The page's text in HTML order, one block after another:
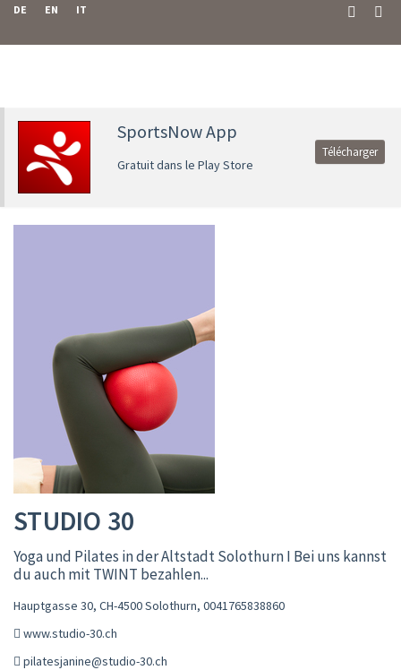
DE EN IT
SportsNow App
Gratuit dans le Play Store
Télécharger
STUDIO 30
Yoga und Pilates in der Altstadt Solothurn I Bei uns kannst
du auch mit TWINT bezahlen...
Hauptgasse 30, CH-4500 Solothurn, 0041765838860
www.studio-30.ch
pilatesjanine@studio-30.ch